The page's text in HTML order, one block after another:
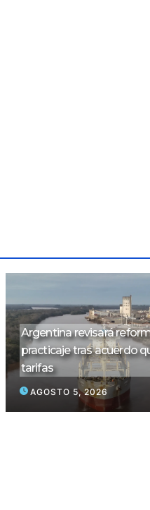
Argentina revisará
practicaje tras acuerdo
tarifas
AGOSTO 5, 2026